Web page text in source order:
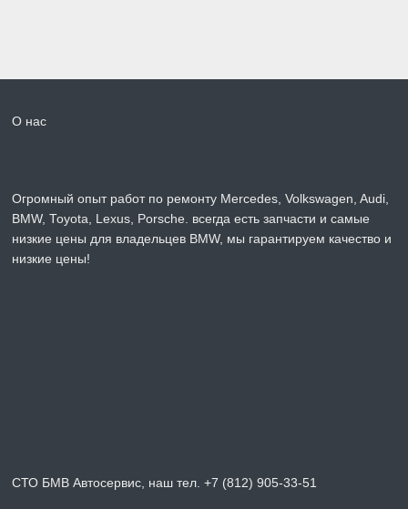
О нас
Огромный опыт работ по ремонту Mercedes, Volkswagen, Audi,
BMW, Toyota, Lexus, Porsche. всегда есть запчасти и самые
низкие цены для владельцев BMW, мы гарантируем качество и
низкие цены!
СТО БМВ Автосервис, наш тел. +7 (812) 905-33-51